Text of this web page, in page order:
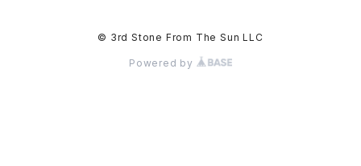
© 3rd Stone From The Sun LLC
Powered by